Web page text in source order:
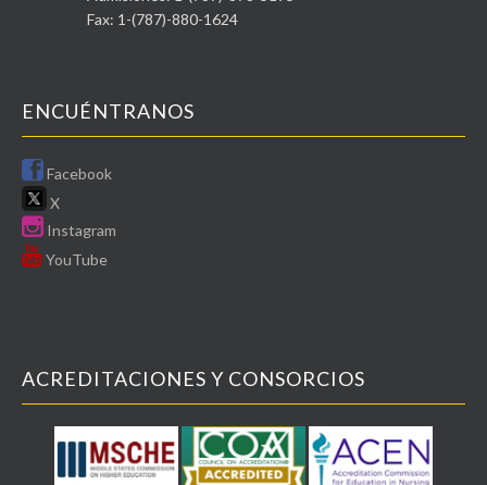
Fax: 1-(787)-880-1624
ENCUÉNTRANOS
Facebook
X
Instagram
YouTube
ACREDITACIONES Y CONSORCIOS